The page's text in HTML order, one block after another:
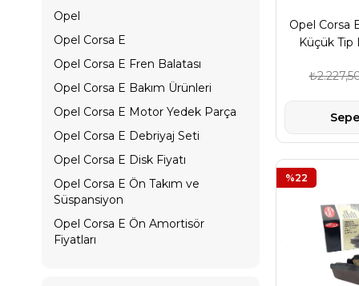
Opel
Opel Corsa E
Opel Corsa E Fren Balatası
Opel Corsa E Bakım Ürünleri
Opel Corsa E Motor Yedek Parça
Opel Corsa E Debriyaj Seti
Opel Corsa E Disk Fiyatı
Opel Corsa E Ön Takım ve
Süspansiyon
Opel Corsa E Ön Amortisör
Fiyatları
Opel Corsa
Küçük Tip
%22